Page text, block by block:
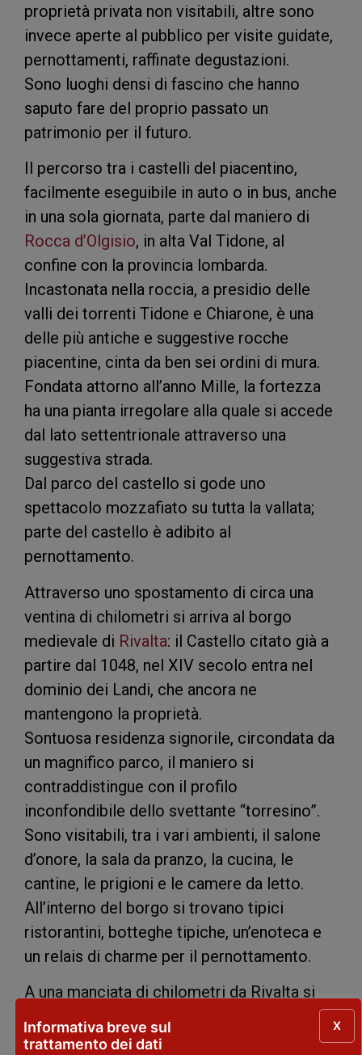
proprietà privata non visitabili, altre sono
invece aperte al pubblico per visite guidate,
pernottamenti, raffinate degustazioni.
Sono luoghi densi di fascino che hanno
saputo fare del proprio passato un
patrimonio per il futuro.
Il percorso tra i castelli del piacentino,
facilmente eseguibile in auto o in bus, anche
in una sola giornata, parte dal maniero di
Rocca d’Olgisio, in alta Val Tidone, al
confine con la provincia lombarda.
Incastonata nella roccia, a presidio delle
valli dei torrenti Tidone e Chiarone, è una
delle più antiche e suggestive rocche
piacentine, cinta da ben sei ordini di mura.
Fondata attorno all’anno Mille, la fortezza
ha una pianta irregolare alla quale si accede
dal lato settentrionale attraverso una
suggestiva strada.
Dal parco del castello si gode uno
spettacolo mozzafiato su tutta la vallata;
parte del castello è adibito al
pernottamento.
Attraverso uno spostamento di circa una
ventina di chilometri si arriva al borgo
medievale di Rivalta: il Castello citato già a
partire dal 1048, nel XIV secolo entra nel
dominio dei Landi, che ancora ne
mantengono la proprietà.
Sontuosa residenza signorile, circondata da
un magnifico parco, il maniero si
contraddistingue con il profilo
inconfondibile dello svettante “torresino”.
Sono visitabili, tra i vari ambienti, il salone
d’onore, la sala da pranzo, la cucina, le
cantine, le prigioni e le camere da letto.
All’interno del borgo si trovano tipici
ristorantini, botteghe tipiche, un’enoteca e
un relais di charme per il pernottamento.
A una manciata di chilometri da Rivalta si
trova la
Rocca e Castello di Agazzano
che
risale al XIII secolo: con il cortile di grande
Informativa breve sul
trattamento dei dati
X